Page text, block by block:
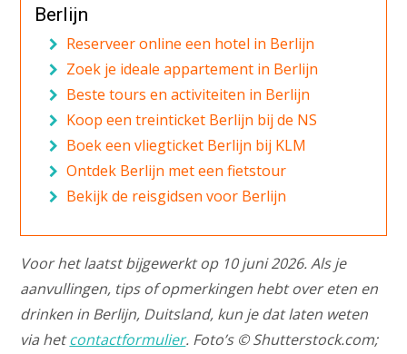
Berlijn
Reserveer online een hotel in Berlijn
Zoek je ideale appartement in Berlijn
Beste tours en activiteiten in Berlijn
Koop een treinticket Berlijn bij de NS
Boek een vliegticket Berlijn bij KLM
Ontdek Berlijn met een fietstour
Bekijk de reisgidsen voor Berlijn
Voor het laatst bijgewerkt op 10 juni 2026. Als je
aanvullingen, tips of opmerkingen hebt over eten en
drinken in Berlijn, Duitsland, kun je dat laten weten
via hetcontactformulier. Foto’s © Shutterstock.com;